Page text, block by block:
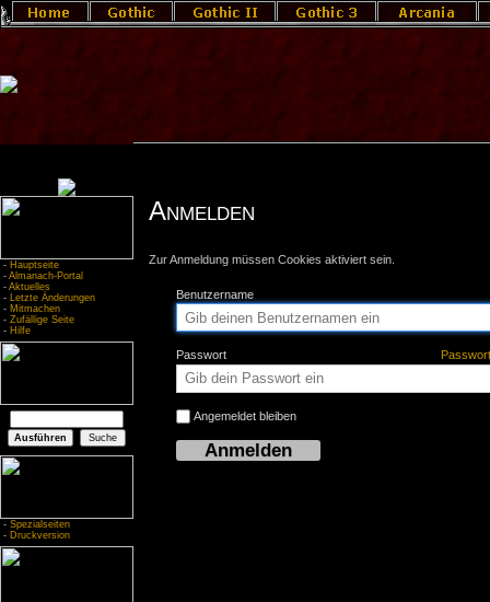
- Hauptseite
- Almanach-Portal
- Aktuelles
- Letzte Änderungen
- Mitmachen
- Zufällige Seite
- Hilfe
- Spezialseiten
- Druckversion
Anmelden
Zur Anmeldung müssen Cookies aktiviert sein.
Benutzername
Passwort
Angemeldet bleiben